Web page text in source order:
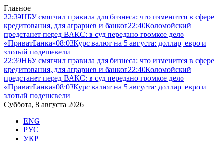
Главное
22:39НБУ смягчил правила для бизнеса: что изменится в сфере
кредитования, для аграриев и банков22:40Коломойский
предстанет перед ВАКС: в суд передано громкое дело
«ПриватБанка»08:03Курс валют на 5 августа: доллар, евро и
злотый подешевели
22:39НБУ смягчил правила для бизнеса: что изменится в сфере
кредитования, для аграриев и банков22:40Коломойский
предстанет перед ВАКС: в суд передано громкое дело
«ПриватБанка»08:03Курс валют на 5 августа: доллар, евро и
злотый подешевели
Суббота, 8 августа 2026
ENG
РУС
УКР